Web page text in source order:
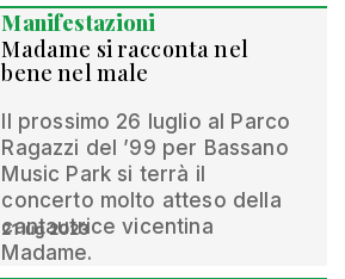
Manifestazioni
Madame si racconta nel
bene nel male
Il prossimo 26 luglio al Parco
Ragazzi del ’99 per Bassano
Music Park si terrà il
concerto molto atteso della
cantautrice vicentina
Madame.
21 lug 2023